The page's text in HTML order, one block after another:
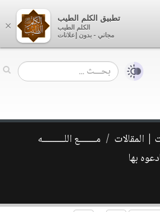
| المقالات
مـــــــع اللـــــــــه
بها
×
تطبيق الكلم الطيب
الكلم الطيب
مجاني - بدون إعلانات